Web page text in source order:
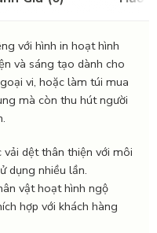
với hình in hoạt hình
và sáng tạo dành cho
vi, hoặc làm túi mua
mà còn thu hút người
dệt thân thiện với môi
dụng nhiều lần.
vật hoạt hình ngộ
hợp với khách hàng